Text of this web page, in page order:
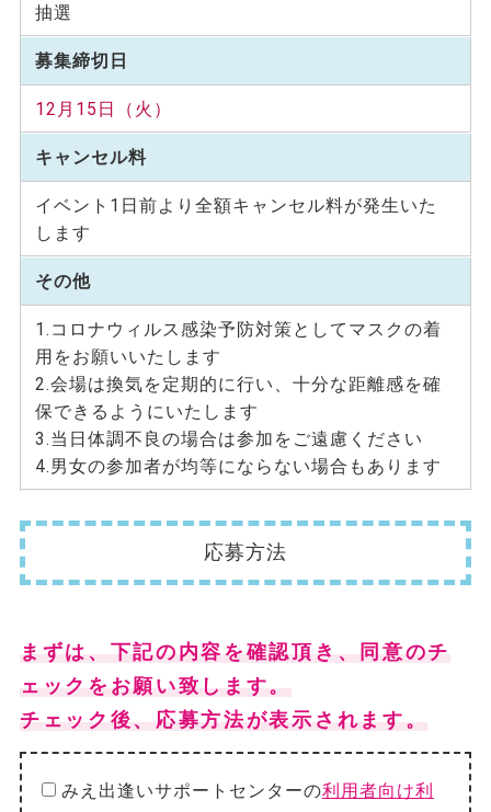
抽選
募集締切日
12月15日（火）
キャンセル料
イベント1日前より全額キャンセル料が発生いた
します
その他
1.コロナウィルス感染予防対策としてマスクの着
用をお願いいたします
2.会場は換気を定期的に行い、十分な距離感を確
保できるようにいたします
3.当日体調不良の場合は参加をご遠慮ください
4.男女の参加者が均等にならない場合もあります
応募方法
まずは、下記の内容を確認頂き、同意のチ
ェックをお願い致します。
チェック後、応募方法が表示されます。
みえ出逢いサポートセンターの利用者向け利